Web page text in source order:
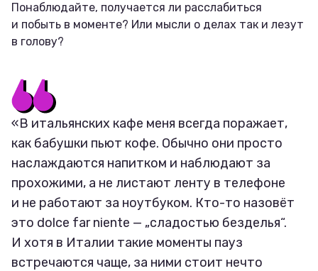
Понаблюдайте, получается ли расслабиться
и побыть в моменте? Или мысли о делах так и лезут
в голову?
«В итальянских кафе меня всегда поражает,
как бабушки пьют кофе. Обычно они просто
наслаждаются напитком и наблюдают за
прохожими, а не листают ленту в телефоне
и не работают за ноутбуком. Кто-то назовёт
это dolce far niente — „сладостью безделья“.
И хотя в Италии такие моменты пауз
встречаются чаще, за ними стоит нечто